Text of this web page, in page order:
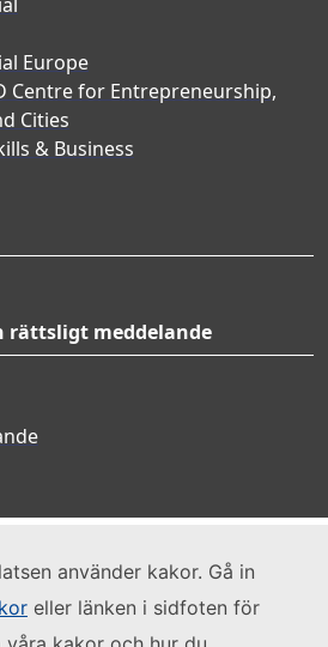
använder kakor. Gå in
eller länken i sidfoten för
Europe
Centre for Entrepreneurship,
Cities
& Business
rättsligt meddelande